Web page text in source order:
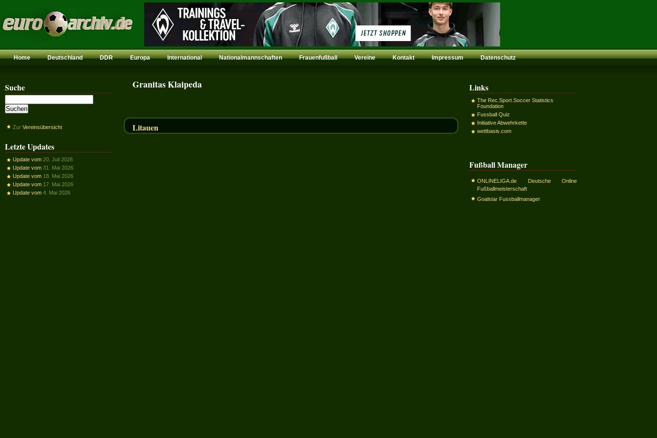
Home Deutschland DDR Europa International Nationalmannschaften Frauenfußball Vereine Kontakt Impressum Datenschutz
Suche
Zur Vereinsübersicht
Letzte Updates
Update vom 20. Juli 2026
Update vom 31. Mai 2026
Update vom 18. Mai 2026
Update vom 17. Mai 2026
Update vom 4. Mai 2026
Granitas Klaipeda
Litauen
Links
The Rec.Sport.Soccer Statistics
Foundation
Fussball Quiz
Initiative Abwehrkette
wettbasis.com
Fußball Manager
ONLINELIGA.de Deutsche Online
Fußballmeisterschaft
Goalstar Fussballmanager